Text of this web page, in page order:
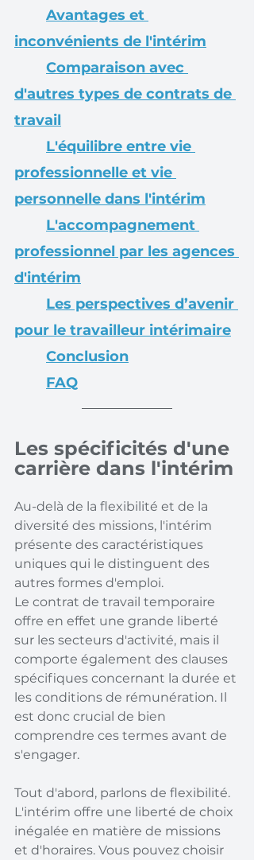
Avantages et
inconvénients de l'intérim
Comparaison avec
d'autres types de contrats de
travail
L'équilibre entre vie
professionnelle et vie
personnelle dans l'intérim
L'accompagnement
professionnel par les agences
d'intérim
Les perspectives d’avenir
pour le travailleur intérimaire
Conclusion
FAQ
Les spécificités d'une
carrière dans l'intérim
Au-delà de la flexibilité et de la
diversité des missions, l'intérim
présente des caractéristiques
uniques qui le distinguent des
autres formes d'emploi.
Le contrat de travail temporaire
offre en effet une grande liberté
sur les secteurs d'activité, mais il
comporte également des clauses
spécifiques concernant la durée et
les conditions de rémunération. Il
est donc crucial de bien
comprendre ces termes avant de
s'engager.
Tout d'abord, parlons de flexibilité.
L'intérim offre une liberté de choix
inégalée en matière de missions
et d'horaires. Vous pouvez choisir